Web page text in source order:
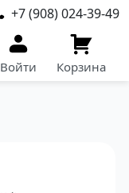
+7 (908) 024-39-49
Войти Корзина